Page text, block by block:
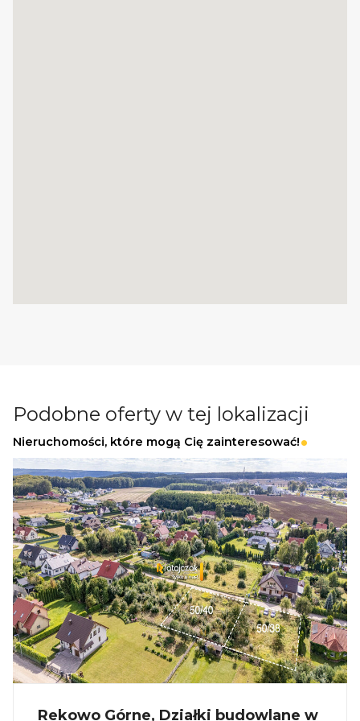
Bliskość plaży - tylko 1500 m od morza
Dochód pasywny przez cały rok
Informacje dodatkowe
Planowany termin realizacji: II kwartał 2026
Dostępne również większe domy - do 75 m²
_
KUP Z NAMI - NAJKORZYSTNIEJ,
NAJSZYBCIEJ I BEZPIECZNIE!
Jeżeli zainteresowało Cię powyższe ogłoszenie
to:
Podobne oferty w tej lokalizacji
Nieruchomości, które mogą Cię zainteresować!
Rekowo Górne, Działki budowlane w